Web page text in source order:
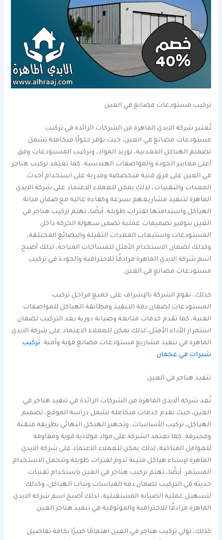
تركيب مستودعات مصانع في العين
تُعتبر شركة الايدي الماهرة من الشركات الرائدة في تركيب
مستودعات مصانع في العين، حيث توفر حلولًا متكاملة تشمل
تصميم الهياكل المعدنية، توريد المواد، وتركيب المستودعات وفق
أعلى معايير الجودة والمواصفات الهندسية. كما تعتمد تركيب هناجر
في العين على فرق فنية متخصصة ومدربة على استخدام أحدث
المعدات والتقنيات، لذلك يمكن للعملاء الاعتماد على شركة الايدي
الماهرة لتنفيذ مشاريعهم بسرعة وكفاءة عالية مع ضمان متانة
الهياكل واستدامتها لفترات طويلة. أيضًا، تهتم تركيب هناجر في
العين بتوفير تصميمات عملية تضمن سهولة الحركة داخل
المستودعات واستيعاب المعدات الثقيلة والبضائع المختلفة،
وكذلك لضمان الاستخدام الأمثل للمساحات المتاحة، لذلك أصبح
اسم شركة الايدي الماهرة مرادفًا للاحترافية والجودة في تركيب
مستودعات مصانع في العين.
كذلك، تقوم الشركة بالإشراف على جميع مراحل تركيب
المستودعات لضمان دقة التنفيذ ومطابقة الهياكل للمواصفات
الفنية، كما تقدم خدمات متابعة وصيانة دورية بعد التركيب لضمان
استمرار الأداء الأمثل، لذلك يمكن للعملاء الاعتماد على شركة الايدي
الماهرة في تنفيذ مشاريع مستودعات مصانع قوية وآمنة. تركيب
شبرات في عجمان
تنفيذ هناجر في العين
تُعد شركة الايدي الماهرة من الشركات الرائدة في تنفيذ هناجر في
العين، حيث تقدم خدمات متكاملة تشمل دراسة الموقع، تصميم
الهياكل، تركيب الأساسات، وتجهيز الهيكل النهائي بطريقة متقنة
ومحترفة. كما تعتمد الشركة على مواد فولاذية قوية ومقاومة
للعوامل المناخية، لذلك يمكن للعملاء الاعتماد على شركة الايدي
الماهرة لإنشاء هياكل متينة تدوم لفترات طويلة وتتحمل الاستخدام
المستمر. أيضًا، تهتم تركيب هناجر في العين باستخدام تقنيات
حديثة في التركيب لضمان دقة القياسات وثبات الهياكل، وكذلك
لتسهيل عملية الصيانة المستقبلية، لذلك أصبح اسم شركة الايدي
الماهرة مرادفًا للاحترافية والموثوقية في تنفيذ هناجر العين.
كذلك، تولي تركيب هناجر في العين اهتمامًا كبيرًا بكافة تفاصيل